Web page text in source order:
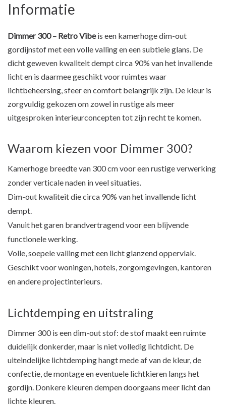
Informatie
Dimmer 300 – Retro Vibeis een kamerhoge dim-out
gordijnstof met een volle valling en een subtiele glans. De
dicht geweven kwaliteit dempt circa 90% van het invallende
licht en is daarmee geschikt voor ruimtes waar
lichtbeheersing, sfeer en comfort belangrijk zijn. De kleur is
zorgvuldig gekozen om zowel in rustige als meer
uitgesproken interieurconcepten tot zijn recht te komen.
Waarom kiezen voor Dimmer 300?
Kamerhoge breedte van 300 cm voor een rustige verwerking
zonder verticale naden in veel situaties.
Dim-out kwaliteit die circa 90% van het invallende licht
dempt.
Vanuit het garen brandvertragend voor een blijvende
functionele werking.
Volle, soepele valling met een licht glanzend oppervlak.
Geschikt voor woningen, hotels, zorgomgevingen, kantoren
en andere projectinterieurs.
Lichtdemping en uitstraling
Dimmer 300 is een dim-out stof: de stof maakt een ruimte
duidelijk donkerder, maar is niet volledig lichtdicht. De
uiteindelijke lichtdemping hangt mede af van de kleur, de
confectie, de montage en eventuele lichtkieren langs het
gordijn. Donkere kleuren dempen doorgaans meer licht dan
lichte kleuren.